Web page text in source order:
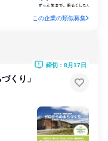
この企業の類似募集
くり」
締切：8月17日